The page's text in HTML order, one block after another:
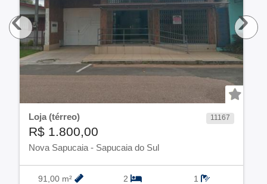
‹
Loja (térreo) 11167
R$ 1.800,00
Nova Sapucaia - Sapucaia do Sul
91,00 m² 2 1
›